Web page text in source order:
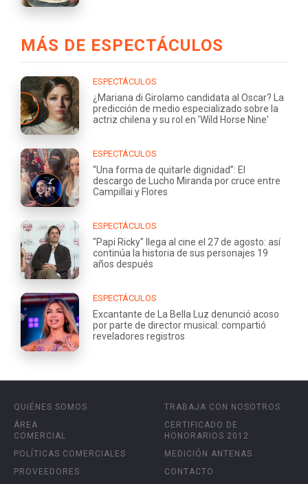
MÁS DE ESPECTÁCULOS
ESPECTÁCULOS
¿Mariana di Girolamo candidata al Oscar? La
predicción de medio especializado sobre la
actriz chilena y su rol en 'Wild Horse Nine'
ESPECTÁCULOS
“Una forma de quitarle dignidad”: El
descargo de Lucho Miranda por cruce entre
Campillai y Flores
ESPECTÁCULOS
"Papi Ricky" llega al cine el 27 de agosto: así
continúa la historia de sus personajes 19
años después
ESPECTÁCULOS
Excantante de La Bella Luz denunció acoso
por parte de director musical: compartió
reveladores registros
QUIÉNES SOMOS
ÁREA
COMERCIAL
POLÍTICAS COMERCIALES
PROVEEDORES
TRABAJA CON NOSOTROS
CERTIFICADO DE
HONORARIOS 2012
MEDICIÓN ANTENAS
CONTACTO